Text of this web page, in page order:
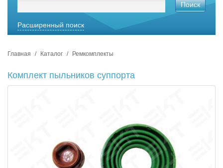
Поиск
Расширенный поиск
Главная Каталог Ремкомплекты
Комплект пыльников суппорта